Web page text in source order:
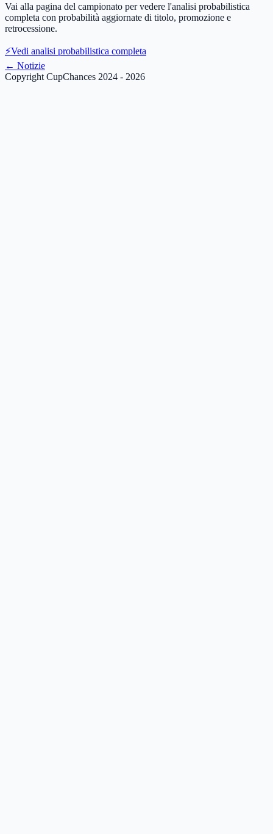
Vai alla pagina del campionato per vedere l'analisi probabilistica
completa con probabilità aggiornate di titolo, promozione e
retrocessione.
⚡Vedi analisi probabilistica completa
← Notizie
Copyright CupChances 2024 - 2026